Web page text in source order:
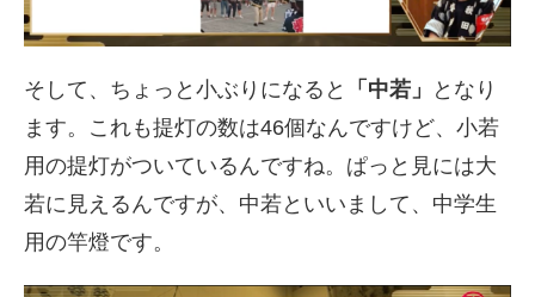
そして、ちょっと小ぶりになると 「中若」
となり
ます。これも提灯の数は46個なんですけど、小若
用の提灯がついているんですね。ぱっと見には大
若に見えるんですが、中若といいまして、中学生
用の竿燈です。